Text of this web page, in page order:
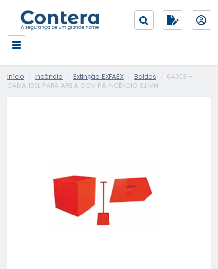
Início Incêndio Extinção EXFAEX Baldes
64003 -
CAIXA 100L PARA AREIA COM PÁ INCÊNDIO S.I MH